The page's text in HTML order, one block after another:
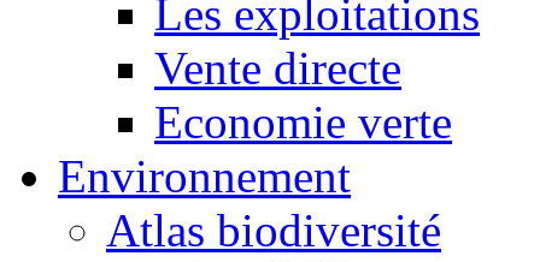
Les exploitations
Vente directe
Economie verte
Environnement
Atlas biodiversité